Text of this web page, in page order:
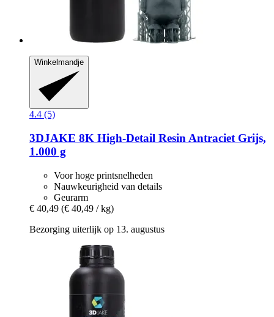
Winkelmandje
4.4 (5)
3DJAKE 8K High-​Detail Resin Antraciet Grijs,
1.000 g
Voor hoge printsnelheden
Nauwkeurigheid van details
Geurarm
€ 40,49 (€ 40,49 / kg)
Bezorging uiterlijk op 13. augustus